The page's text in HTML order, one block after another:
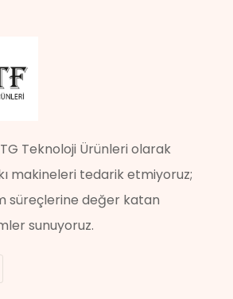
Teknoloji Ürünleri olarak
makineleri tedarik etmiyoruz;
süreçlerine değer katan
sunuyoruz.